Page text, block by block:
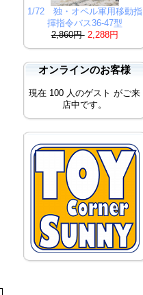
1/72 独・オペル軍用移動指
揮指令バス36-47型
2,860円 2,288円
オンラインのお客様
現在 100 人のゲスト がご来
店中です。